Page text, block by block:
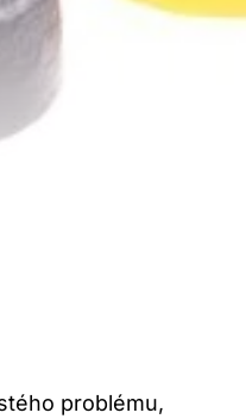
problému,